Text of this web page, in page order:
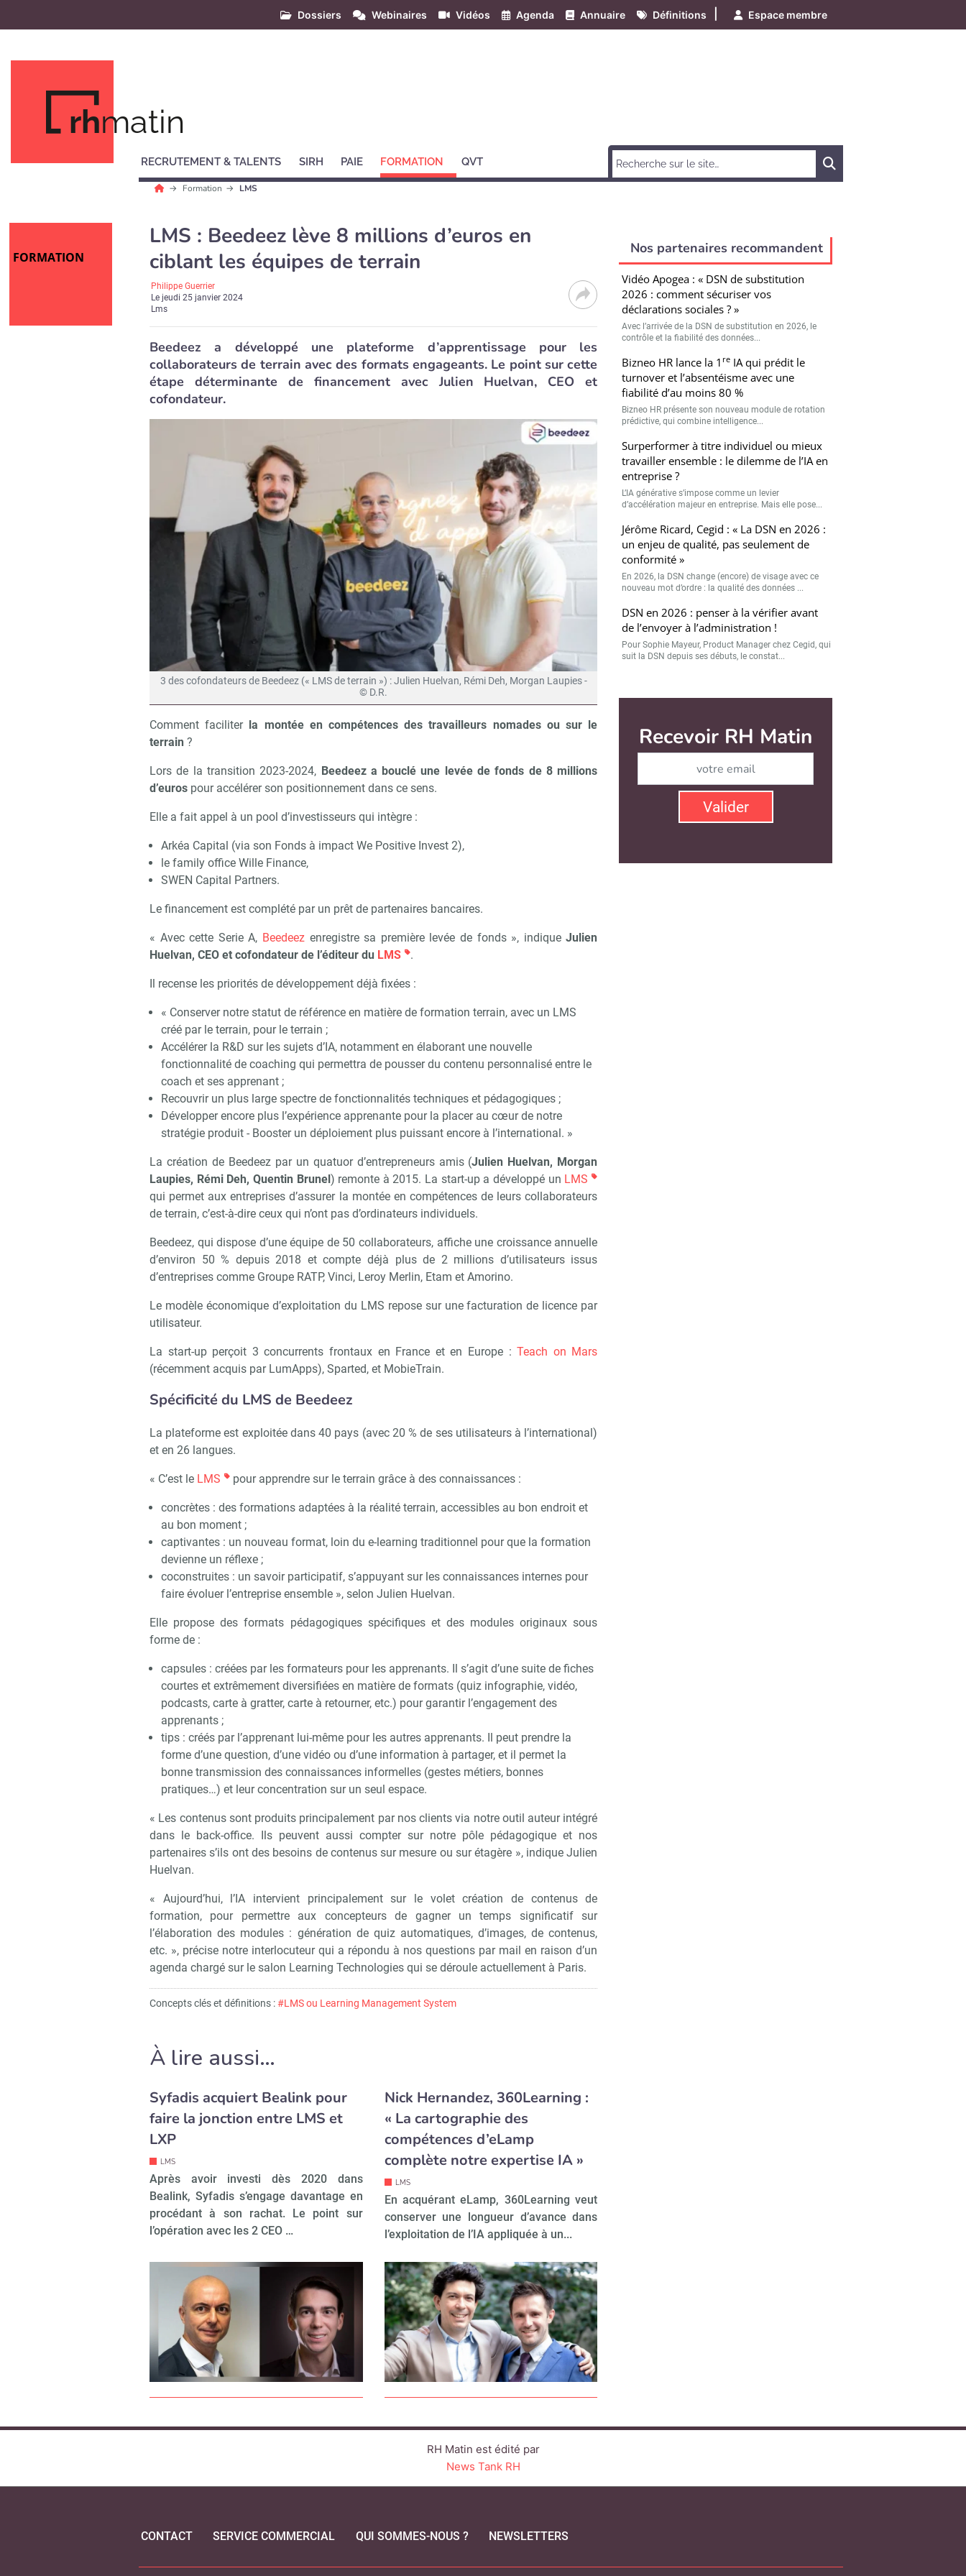
Dossiers Webinaires Vidéos Agenda Annuaire Définitions Espace membre
rhmatin
RECRUTEMENT & TALENTS SIRH PAIE FORMATION QVT
Formation LMS
FORMATION
LMS : Beedeez lève 8 millions d’euros en
ciblant les équipes de terrain
Philippe Guerrier
Lejeudi 25 janvier 2024
Lms
Beedeez a développé une plateforme d’apprentissage pour les
collaborateurs de terrain avec des formats engageants. Le point sur cette
étape déterminante de financement avec Julien Huelvan, CEO et
cofondateur.
3 des cofondateurs de Beedeez (« LMS de terrain ») : Julien Huelvan, Rémi Deh, Morgan Laupies -
© D.R.
Comment faciliterla montée en compétences des travailleurs nomades ou sur le
terrain ?
Lors de la transition 2023-2024, Beedeez a bouclé une levée de fonds de 8 millions
d’euros pour accélérer son positionnement dans ce sens.
Elle a fait appel à un pool d’investisseurs qui intègre :
Arkéa Capital (via son Fonds à impact We Positive Invest 2),
le family office Wille Finance,
SWEN Capital Partners.
Le financement est complété par un prêt de partenaires bancaires.
« Avec cette Serie A, Beedeezenregistre sa première levée de fonds », indiqueJulien
Huelvan, CEO et cofondateur de l’éditeur du LMS .
Il recense les priorités de développement déjà fixées :
« Conserver notre statut de référence en matière de formation terrain, avec un LMS
créé par le terrain, pour le terrain ;
Accélérer la R&D sur les sujets d’IA, notamment en élaborant une nouvelle
fonctionnalité de coaching qui permettra de pousser du contenu personnalisé entre le
coach et ses apprenant ;
Recouvrir un plus large spectre de fonctionnalités techniques et pédagogiques ;
Développer encore plus l’expérience apprenante pour la placer au cœur de notre
stratégie produit - Booster un déploiement plus puissant encore à l’international. »
La création de Beedeez par un quatuor d’entrepreneurs amis (Julien Huelvan, Morgan
Laupies, Rémi Deh, Quentin Brunel) remonte à 2015. La start-up a développé un LMS
qui permet aux entreprises d’assurer la montée en compétences de leurs collaborateurs
de terrain, c’est-à-dire ceux qui n’ont pas d’ordinateurs individuels.
Beedeez, qui dispose d’une équipe de 50 collaborateurs, affiche une croissance annuelle
d’environ 50 % depuis 2018 et compte déjà plus de 2 millions d’utilisateurs issus
d’entreprises comme Groupe RATP, Vinci, Leroy Merlin, Etam et Amorino.
Le modèle économique d’exploitation du LMS repose sur une facturation de licence par
utilisateur.
La start-up perçoit 3 concurrents frontaux en France et en Europe :Teach on Mars
(récemment acquis par LumApps), Sparted, et MobieTrain.
Spécificité du LMS de Beedeez
La plateforme est exploitée dans 40 pays (avec 20 % de ses utilisateurs à l’international)
et en 26 langues.
« C’est le LMS pour apprendre sur le terrain grâce à des connaissances :
concrètes : des formations adaptées à la réalité terrain, accessibles au bon endroit et
au bon moment ;
captivantes : un nouveau format, loin du e-learning traditionnel pour que la formation
devienne un réflexe ;
coconstruites : un savoir participatif, s’appuyant sur les connaissances internes pour
faire évoluer l’entreprise ensemble », selon Julien Huelvan.
Elle propose des formats pédagogiques spécifiques et des modules originaux sous
forme de :
capsules : créées par les formateurs pour les apprenants. Il s’agit d’une suite de fiches
courtes et extrêmement diversifiées en matière de formats (quiz infographie, vidéo,
podcasts, carte à gratter, carte à retourner, etc.) pour garantir l’engagement des
apprenants ;
tips : créés par l’apprenant lui-même pour les autres apprenants. Il peut prendre la
forme d’une question, d’une vidéo ou d’une information à partager, et il permet la
bonne transmission des connaissances informelles (gestes métiers, bonnes
pratiques…) et leur concentration sur un seul espace.
« Les contenus sont produits principalement par nos clients via notre outil auteur intégré
dans le back-office. Ils peuvent aussi compter sur notre pôle pédagogique et nos
partenaires s’ils ont des besoins de contenus sur mesure ou sur étagère », indique Julien
Huelvan.
« Aujourd’hui, l’IA intervient principalement sur le volet création de contenus de
formation, pour permettre aux concepteurs de gagner un temps significatif sur
l’élaboration des modules : génération de quiz automatiques, d’images, de contenus,
etc. », précise notre interlocuteur qui a répondu à nos questions par mail en raison d’un
agenda chargé sur le salon Learning Technologies qui se déroule actuellement à Paris.
Concepts clés et définitions :#LMS ou Learning Management System
À lire aussi…
Syfadis acquiert Bealink pour
faire la jonction entre LMS et
LXP
LMS
Après avoir investi dès 2020 dans
Bealink, Syfadis s’engage davantage en
procédant à son rachat. Le point sur
l’opération avec les 2 CEO …
Nick Hernandez, 360Learning :
« La cartographie des
compétences d’eLamp
complète notre expertise IA »
LMS
En acquérant eLamp, 360Learning veut
conserver une longueur d’avance dans
l’exploitation de l’IA appliquée à un...
Nos partenaires recommandent
Vidéo Apogea : « DSN de substitution
2026 : comment sécuriser vos
déclarations sociales ? »
Avec l’arrivée de la DSN de substitution en 2026, le
contrôle et la fiabilité des données...
Bizneo HR lance la 1 reIA qui prédit le
turnover et l’absentéisme avec une
fiabilité d’au moins 80 %
Bizneo HR présente son nouveau module de rotation
prédictive, qui combine intelligence...
Surperformer à titre individuel ou mieux
travailler ensemble : le dilemme de l’IA en
entreprise ?
L’IA générative s’impose comme un levier
d’accélération majeur en entreprise. Mais elle pose...
Jérôme Ricard, Cegid : « La DSN en 2026 :
un enjeu de qualité, pas seulement de
conformité »
En 2026, la DSN change (encore) de visage avec ce
nouveau mot d’ordre : la qualité des données ...
DSN en 2026 : penser à la vérifier avant
de l’envoyer à l’administration !
Pour Sophie Mayeur, Product Manager chez Cegid, qui
suit la DSN depuis ses débuts, le constat...
Recevoir RH Matin
Non merci, je reçois déjà !
RH Matin est édité par
News Tank RH
CONTACT SERVICE COMMERCIAL QUI SOMMES-NOUS ? NEWSLETTERS